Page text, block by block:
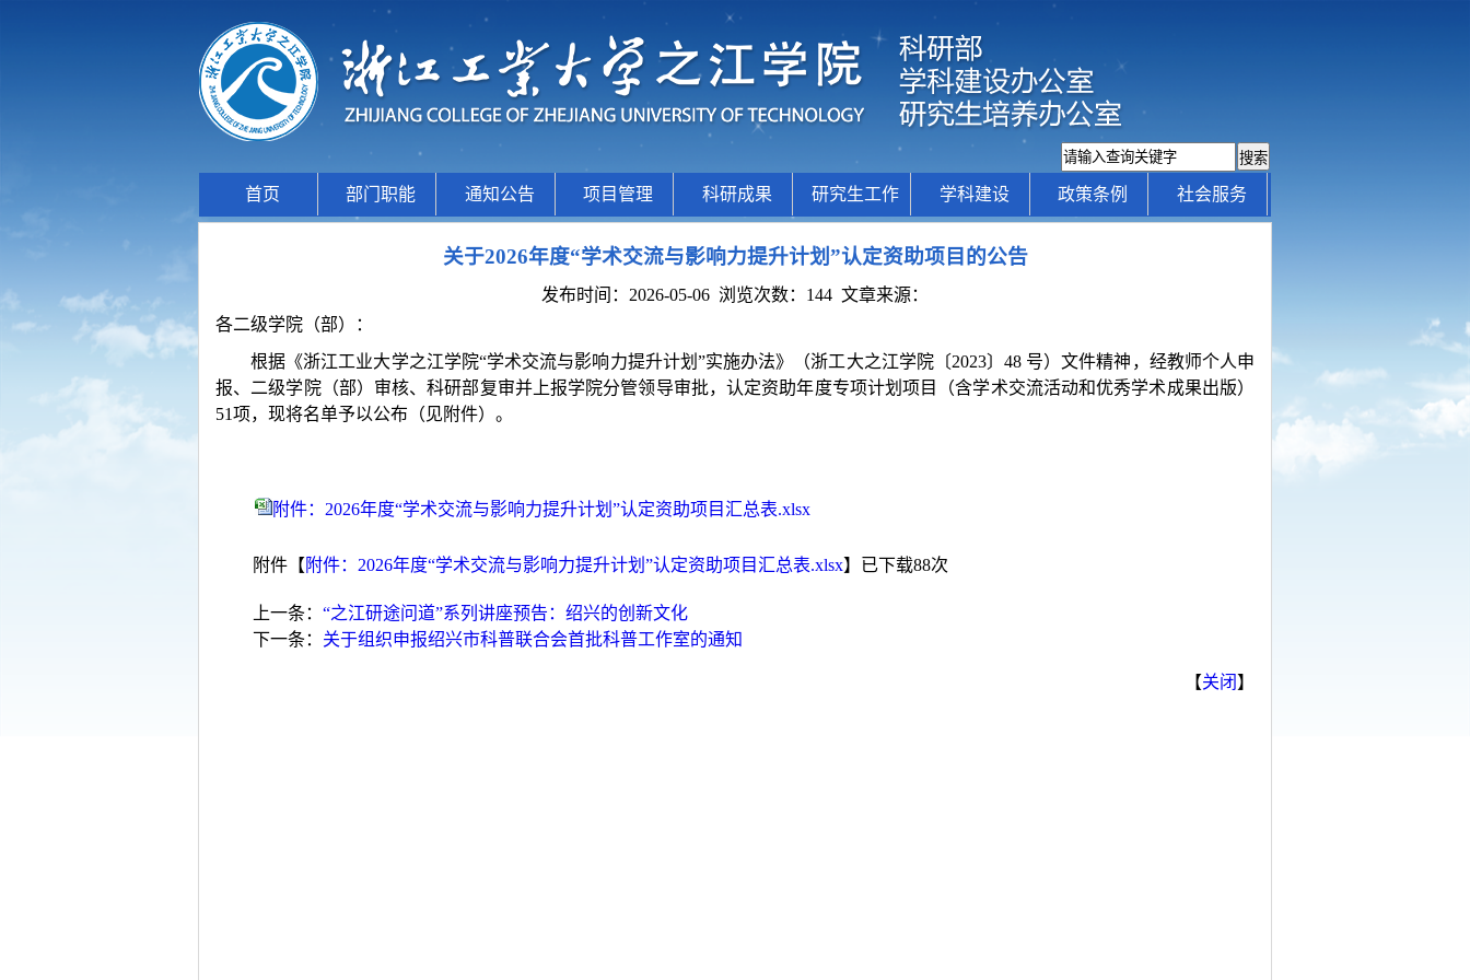
首页 部门职能 通知公告 项目管理 科研成果 研究生工作 学科建设 政策条例 社会服务
关于2026年度“学术交流与影响力提升计划”认定资助项目的公告
发布时间：2026-05-06 浏览次数： 144 文章来源：
各二级学院（部）：
根据《浙江工业大学之江学院“学术交流与影响力提升计划”实施办法》（浙工大之江学院〔2023〕48 号）文件精神，经教师个人申
报、二级学院（部）审核、科研部复审并上报学院分管领导审批，认定资助年度专项计划项目（含学术交流活动和优秀学术成果出版）
51项，现将名单予以公布（见附件）。
附件：2026年度“学术交流与影响力提升计划”认定资助项目汇总表.xlsx
附件【 附件：2026年度“学术交流与影响力提升计划”认定资助项目汇总表.xlsx】已下载88次
上一条： “之江研途问道”系列讲座预告：绍兴的创新文化
下一条： 关于组织申报绍兴市科普联合会首批科普工作室的通知
【关闭 】